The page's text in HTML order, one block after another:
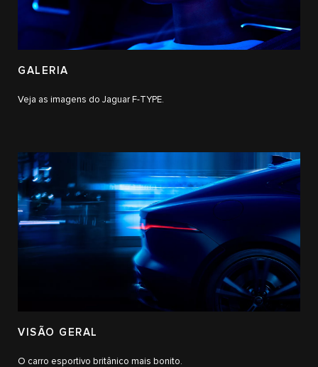
GALERIA
Veja as imagens do Jaguar F-TYPE.
VISÃO GERAL
O carro esportivo britânico mais bonito.